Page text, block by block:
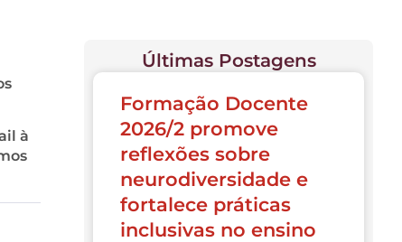
à
Últimas Postagens
Formação Docente
2026/2 promove
reflexões sobre
neurodiversidade e
fortalece práticas
inclusivas no ensino